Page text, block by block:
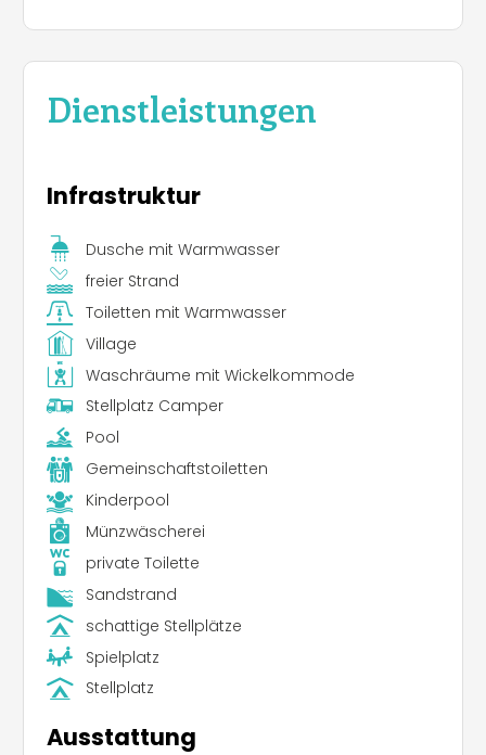
Dienstleistungen
Infrastruktur
Dusche mit Warmwasser
freier Strand
Toiletten mit Warmwasser
Village
Waschräume mit Wickelkommode
Stellplatz Camper
Pool
Gemeinschaftstoiletten
Kinderpool
Münzwäscherei
private Toilette
Sandstrand
schattige Stellplätze
Spielplatz
Stellplatz
Ausstattung